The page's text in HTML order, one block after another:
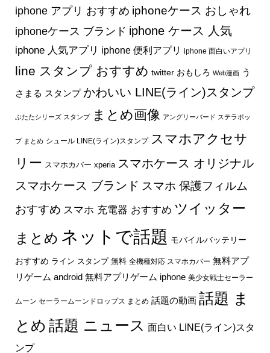
iphoneケース ブランド iphone ケース 人気
iphone 人気アプリ iphone 便利アプリ iphone 面白いアプリ
line スタンプ おすすめ
かわいい LINE(ライン)スタンプ
まとめ画像
スマホケース ブランド
ツイッター
ネットで話題
リゲーム android 無料アプリゲーム iphone 美少女戦士セーラー
話題 ま
ンプ